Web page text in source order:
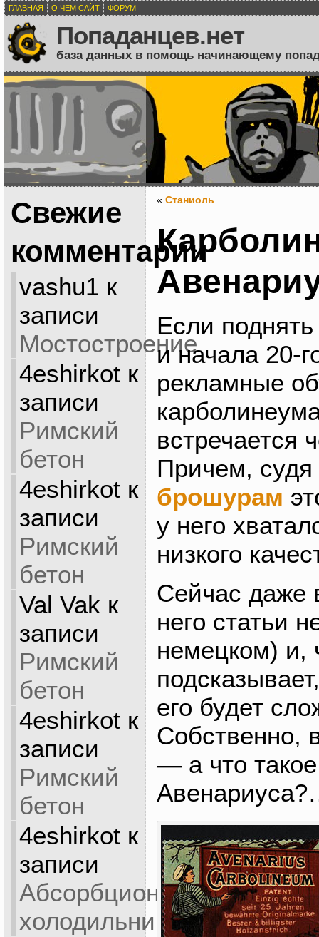
ГЛАВНАЯ О ЧЕМ САЙТ ФОРУМ
Попаданцев.нет
база данных в помощь начинающему
Свежие
комментарии
vashu1 к
записи
Мостостроение
4eshirkotк
записи
Римский
бетон
4eshirkotк
записи
Римский
бетон
Val Vak к
записи
Римский
бетон
4eshirkotк
записи
Римский
бетон
4eshirkotк
записи
Абсорбционный
холодильник
« Станиоль
Если поднять
и начала 20-
рекламные
встречается
Причем,
брошурам
у него
низкого
Сейчас даже
него статьи
немецком) и,
его будет
Собственно,
— а что